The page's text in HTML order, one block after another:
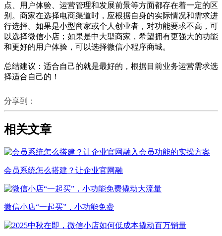
点、用户体验、运营管理和发展前景等方面都存在着一定的区
别。商家在选择电商渠道时，应根据自身的实际情况和需求进
行选择。如果是小型商家或个人创业者，对功能要求不高，可
以选择微信小店；如果是中大型商家，希望拥有更强大的功能
和更好的用户体验，可以选择微信小程序商城。
总结建议：适合自己的就是最好的，根据目前业务运营需求选
择适合自己的！
分享到：
相关文章
会员系统怎么搭建？让企业官网融
微信小店“一起买”，小功能免费